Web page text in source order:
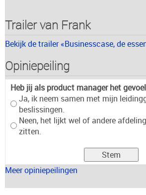
Trailer van Frank
Bekijk de trailer «Businesscase, de
Opiniepeiling
Heb jij als product manager het
Ja, ik neem samen met mijn
beslissingen.
Neen, het lijkt wel of andere
zitten.
Meer opiniepeilingen